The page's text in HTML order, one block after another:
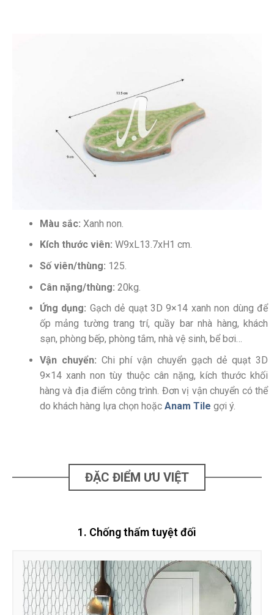
Màu sắc: Xanh non.
Kích thước viên: W9xL13.7xH1 cm.
Số viên/thùng: 125.
Cân nặng/thùng: 20kg.
Ứng dụng: Gạch dẻ quạt 3D 9×14 xanh non dùng để
ốp mảng tường trang trí, quầy bar nhà hàng, khách
sạn, phòng bếp, phòng tắm, nhà vệ sinh, bể bơi…
Vận chuyển: Chi phí vận chuyển gạch dẻ quạt 3D
9×14 xanh non tùy thuộc cân nặng, kích thước khối
hàng và địa điểm công trình. Đơn vị vận chuyển có thể
do khách hàng lựa chọn hoặc Anam Tile gợi ý.
ĐẶC ĐIỂM ƯU VIỆT
1. Chống thấm tuyệt đối